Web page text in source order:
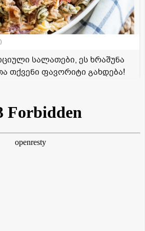
სალათები, ეს ხრაშუნა
თქვენი ფავორიტი გახდება!